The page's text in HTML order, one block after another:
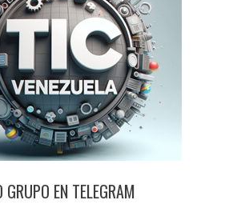
EN TELEGRAM